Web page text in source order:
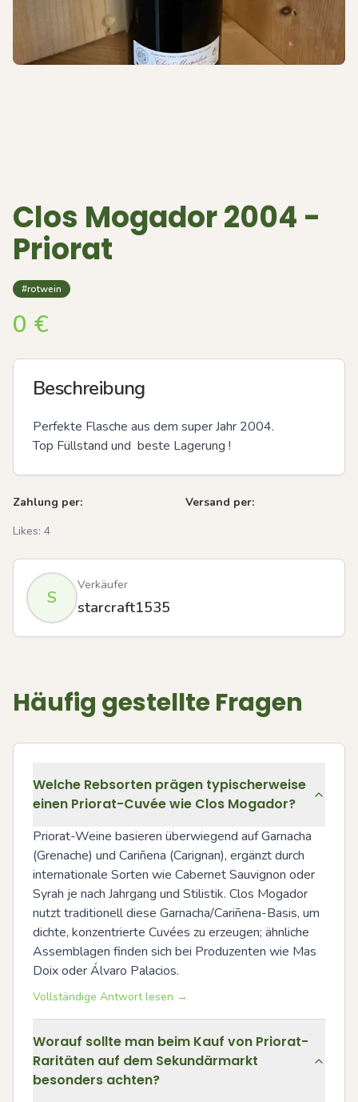
Clos Mogador 2004 -
Priorat
#rotwein
0 €
Beschreibung
Perfekte Flasche aus dem super Jahr 2004.
Top Füllstand und  beste Lagerung !
Zahlung per:
Versand per:
Likes: 4
S
Verkäufer
starcraft1535
Häufig gestellte Fragen
Welche Rebsorten prägen typischerweise
einen Priorat-Cuvée wie Clos Mogador?
Priorat-Weine basieren überwiegend auf Garnacha
(Grenache) und Cariñena (Carignan), ergänzt durch
internationale Sorten wie Cabernet Sauvignon oder
Syrah je nach Jahrgang und Stilistik. Clos Mogador
nutzt traditionell diese Garnacha/Cariñena-Basis, um
dichte, konzentrierte Cuvées zu erzeugen; ähnliche
Assemblagen finden sich bei Produzenten wie Mas
Doix oder Álvaro Palacios.
Vollständige Antwort lesen →
Worauf sollte man beim Kauf von Priorat-
Raritäten auf dem Sekundärmarkt
besonders achten?